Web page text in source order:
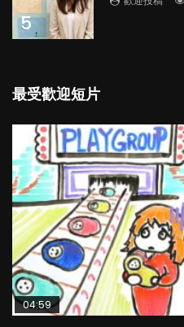
5
最受歡迎短片
04:59
03:39
03:02
04:06
03:41